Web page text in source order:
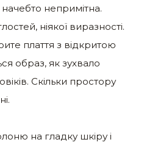
начебто непримітна.
ніякої виразності.
плаття з відкритою
образ, як зухвало
Скільки простору
на гладку шкіру і